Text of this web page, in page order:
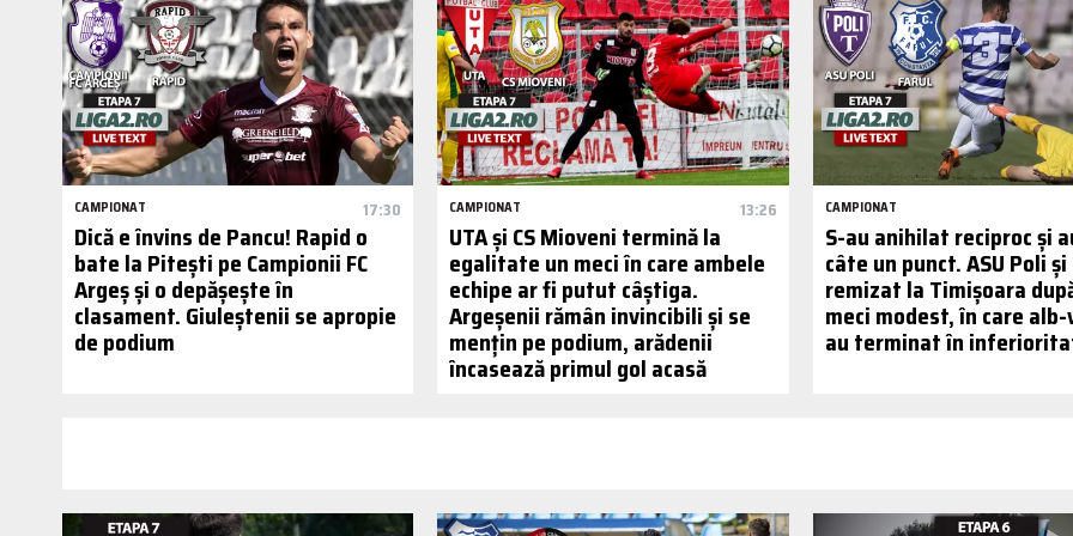
CAMPIONAT 17:30
Dică e învins de Pancu! Rapid o
bate la Pitești pe Campionii FC
Argeș și o depășește în
clasament. Giuleștenii se apropie
de podium
CAMPIONAT 13:26
UTA și CS Mioveni termină la
egalitate un meci în care ambele
echipe ar fi putut câștiga.
Argeșenii rămân invincibili și se
mențin pe podium, arădenii
încasează primul gol acasă
CAMPIONAT
S-au anihilat reciproc și
câte un punct. ASU Poli
remizat la Timișoara
meci modest, în care
au terminat în